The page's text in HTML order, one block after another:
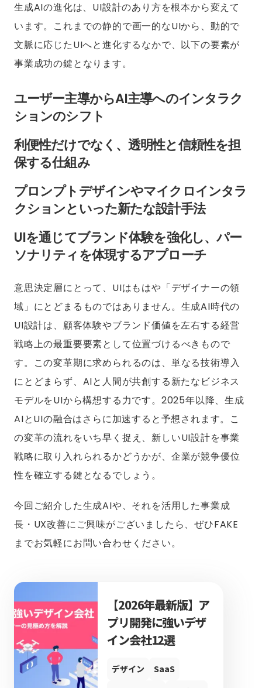
生成AIの進化は、UI設計のあり方を根本から変えて
います。これまでの静的で画一的なUIから、動的で
文脈に応じたUIへと進化するなかで、以下の要素が
事業成功の鍵となります。
ユーザー主導からAI主導へのインタラク
ションのシフト
利便性だけでなく、透明性と信頼性を担
保する仕組み
プロンプトデザインやマイクロインタラ
クションといった新たな設計手法
UIを通じてブランド体験を強化し、パー
ソナリティを体現するアプローチ
意思決定層にとって、UIはもはや「デザイナーの領
域」にとどまるものではありません。生成AI時代の
UI設計は、顧客体験やブランド価値を左右する経営
戦略上の最重要要素として位置づけるべきもので
す。この変革期に求められるのは、単なる技術導入
にとどまらず、AIと人間が共創する新たなビジネス
モデルをUIから構想する力です。2025年以降、生成
AIとUIの融合はさらに加速すると予想されます。こ
の変革の流れをいち早く捉え、新しいUI設計を事業
戦略に取り入れられるかどうかが、企業が競争優位
性を確立する鍵となるでしょう。
今回ご紹介した生成AIや、それを活用した事業成
長・UX改善にご興味がございましたら、ぜひFAKE
までお気軽にお問い合わせください。
【2026年最新版】ア
プリ開発に強いデザ
イン会社12選
デザイン
SaaS